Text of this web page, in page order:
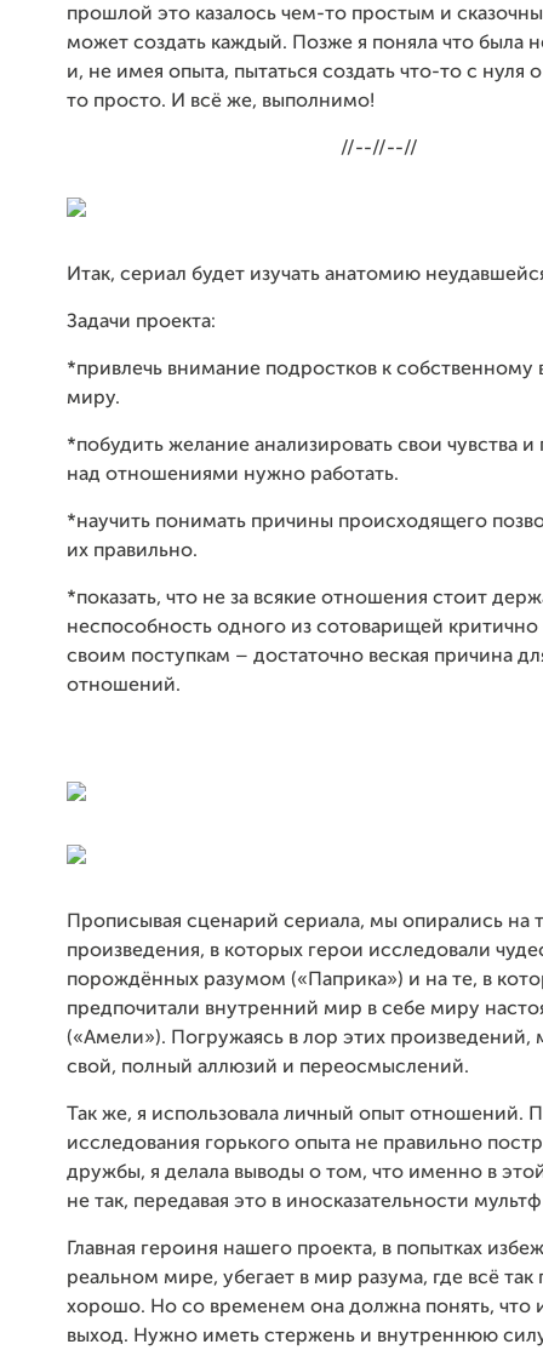
прошлой это казалось чем-то простым и
может создать каждый. Позже я поняла что была
и, не имея опыта, пытаться создать что-то с нуля
то просто. И всё же, выполнимо!
//--//--//
Итак, сериал будет изучать анатомию
Задачи проекта:
*привлечь внимание подростков к собственному
миру.
*побудить желание анализировать свои чувства и
над отношениями нужно работать.
*научить понимать причины происходящего
их правильно.
*показать, что не за всякие отношения стоит
неспособность одного из сотоварищей критично
своим поступкам – достаточно веская причина
отношений.
Прописывая сценарий сериала, мы опирались на
произведения, в которых герои исследовали
порождённых разумом («Паприка») и на те, в
предпочитали внутренний мир в себе миру
(«Амели»). Погружаясь в лор этих произведений,
свой, полный аллюзий и переосмыслений.
Так же, я использовала личный опыт отношений.
исследования горького опыта не правильно
дружбы, я делала выводы о том, что именно в
не так, передавая это в иносказательности
Главная героиня нашего проекта, в попытках
реальном мире, убегает в мир разума, где всё так
хорошо. Но со временем она должна понять, что
выход. Нужно иметь стержень и внутреннюю